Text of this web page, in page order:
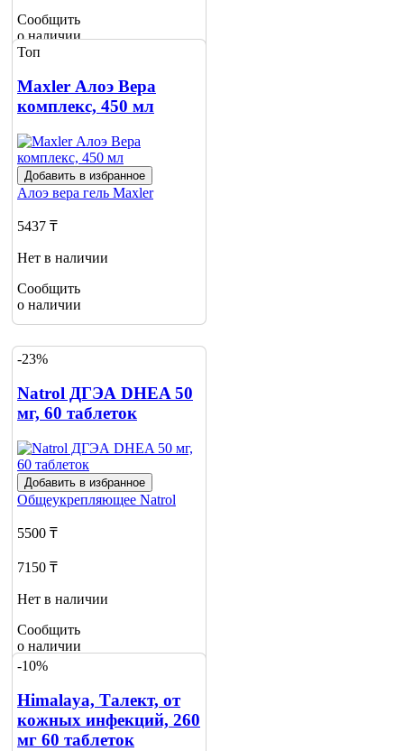
Сообщить
о наличии
Топ
Maxler Алоэ Вера
комплекс, 450 мл
Добавить в избранное
Алоэ вера гель Maxler
5437 ₸
Нет в наличии
Сообщить
о наличии
-23%
Natrol ДГЭА DHEA 50
мг, 60 таблеток
Добавить в избранное
Общеукрепляющее Natrol
5500 ₸
7150 ₸
Нет в наличии
Сообщить
о наличии
-10%
Himalaya, Талект, от
кожных инфекций, 260
мг 60 таблеток